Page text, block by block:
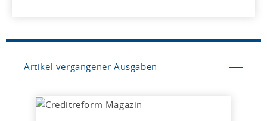
Artikel vergangener Ausgaben